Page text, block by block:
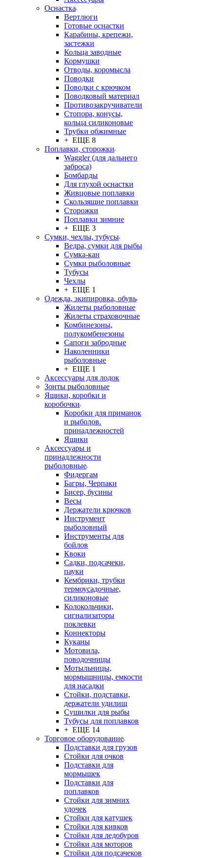
Оснастка
Вертлюги
Готовые оснастки
Карабины, крепежи,
застежки
Кольца заводные
Кормушки
Отводы, коромысла
Поводки
Поводки с крючком
Поводковый материал
Противозакручиватели
Стопора, конусы,
кольца силиконовые
Трубки обжимные
+ ЕЩЕ 8
Поплавки, сторожки
Waggler (для дальнего
заброса)
Бомбарды
Для глухой оснастки
Живцовые поплавки
Скользящие поплавки
Сторожки
Поплавки зимние
+ ЕЩЕ 3
Сумки, чехлы, тубусы
Ведра, сумки для рыбы
Сумка-кан
Сумки рыболовные
Тубусы
Чехлы
+ ЕЩЕ 1
Одежда, экипировка, обувь
Жилеты рыболовные
Жилеты страховочные
Комбинезоны,
полукомбенезоны
Сапоги забродные
Наколенники
рыболовные
+ ЕЩЕ 1
Аксессуары для лодок
Зонты рыболовные
Ящики, коробки и
коробочки
Коробки для приманок
и рыболов.
принадлежностей
Ящики
Аксессуары и
принадлежности
рыболовные
Фидергам
Багры, Черпаки
Бисер, бусины
Весы
Держатели крючков
Инструмент
рыболовный
Инструменты для
бойлов
Квоки
Садки, подсачеки,
пауки
Кембрики, трубки
термоусадочные,
силиконовые
Колокольчики,
сигнализаторы
поклевки
Коннекторы
Куканы
Мотовила,
поводочницы
Мотыльницы,
мормышницы, емкости
для насадки
Стойки, подставки,
держатели удилищ
Сушилки для рыбы
Тубусы для поплавков
+ ЕЩЕ 14
Торговое оборудование
Подставки для грузов
Стойки для очков
Подставки для
мормышек
Подставки для
поплавков
Стойки для зимних
удочек
Стойки для катушек
Стойки для кивков
Стойки для ледобуров
Стойки для моторов
Стойки для подсачеков